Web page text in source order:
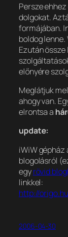
Persze
dolgokat.
formájában.
boldog lenne.
Ezután
előnyére
Meglátjuk
ahogy van.
elrontsa a
update:
iWiW gépház
blogolásról
egyrövid
linkkel:
http://
2006-04-30